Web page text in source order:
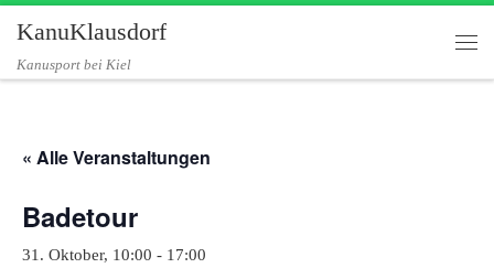
Zum Inhalt springen
KanuKlausdorf
Kanusport bei Kiel
« Alle Veranstaltungen
Badetour
31. Oktober, 10:00 - 17:00